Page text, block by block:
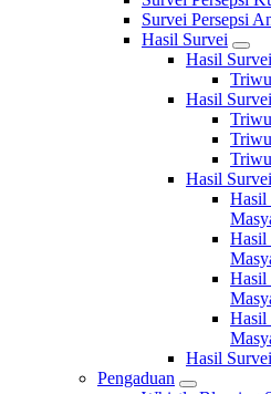
Survei Persepsi
Hasil Survei
Hasil
Hasil
Hasil
Hasil
Hasil
Hasil
Hasil
Hasil
Pengaduan